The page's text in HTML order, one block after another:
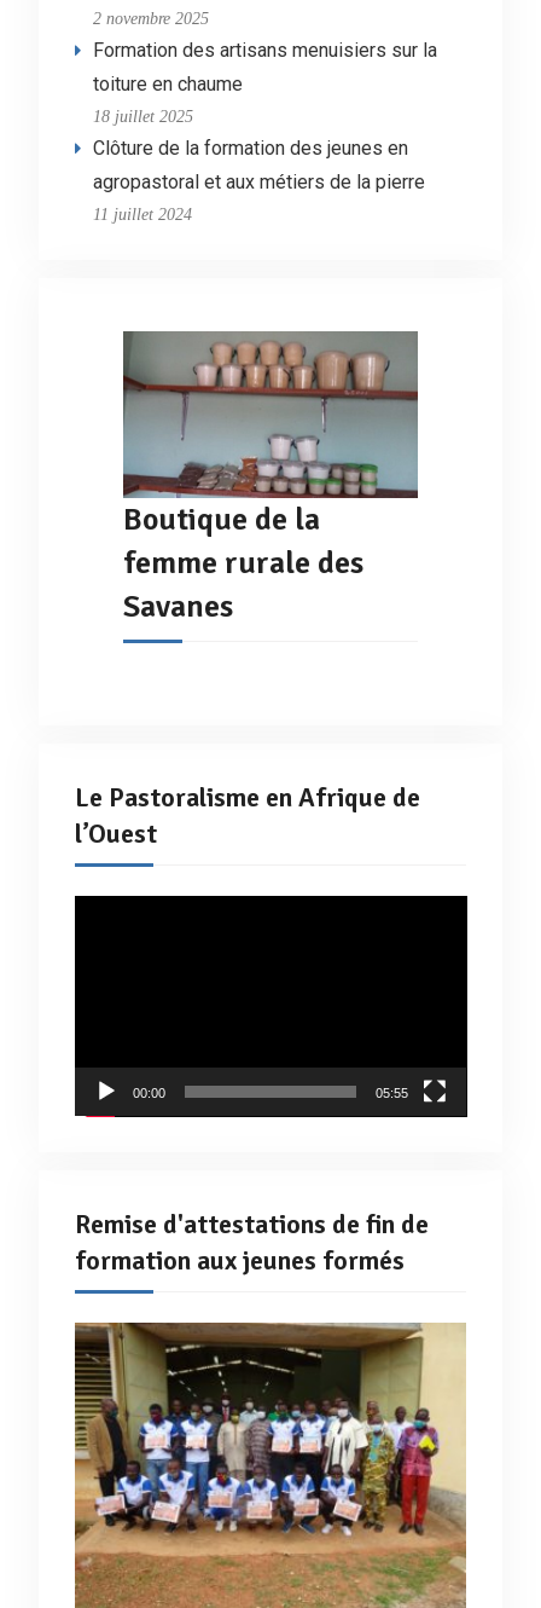
2 novembre 2025
Formation des artisans menuisiers sur la
toiture en chaume
18 juillet 2025
Clôture de la formation des jeunes en
agropastoral et aux métiers de la pierre
11 juillet 2024
Boutique de la
femme rurale des
Savanes
Le Pastoralisme en Afrique de
l’Ouest
00:00 05:55
Remise d'attestations de fin de
formation aux jeunes formés